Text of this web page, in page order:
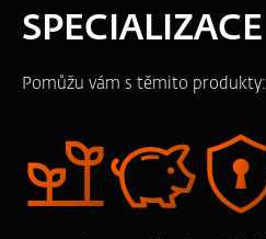
SPECIALIZACE
Pomůžu vám s těmito produkty: